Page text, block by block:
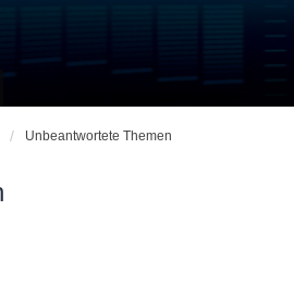
Unbeantwortete Themen